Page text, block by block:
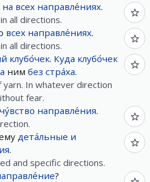
на всех направле́ниях.
all directions.
всех направле́ниях.
all directions.
клубо́чек. Куда клубо́чек
ним без стра́ха.
yarn. In whatever direction
fear.
чу́вство направле́ния.
дета́льные и
.
and specific directions.
?